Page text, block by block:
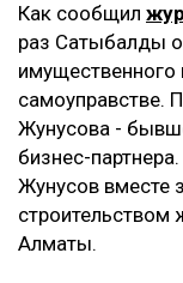
Как сообщил
раз Сатыбалды
имущественного
самоуправстве.
Жунусова -
бизнес-
Жунусов вместе
строительством
Алматы.